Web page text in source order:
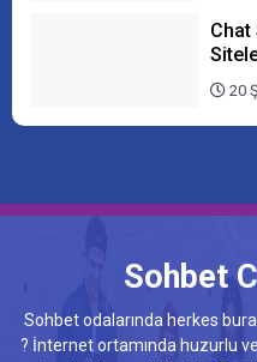
Chat
20
Sohbet
Sohbet odalarında herkes
? İnternet ortamında huzurlu